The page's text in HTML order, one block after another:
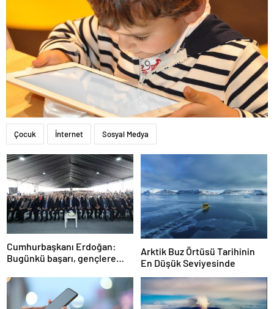
Çocuk İnternet Sosyal Medya
Cumhurbaşkanı Erdoğan:
Bugünkü başarı, gençlere
zihniyete indirilmiş ağır bir
darbedir
Arktik Buz Örtüsü Tarihinin
En Düşük Seviyesinde